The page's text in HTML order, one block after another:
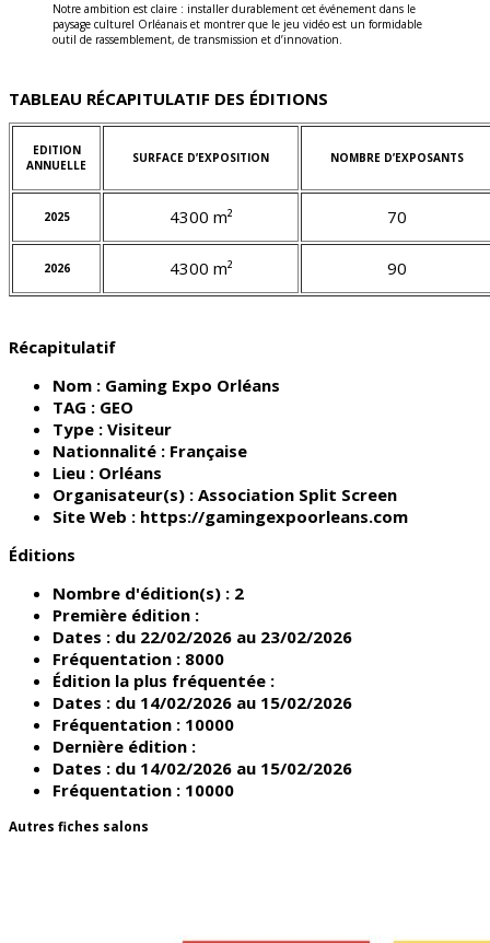
Notre ambition est claire : installer durablement cet événement dans le
paysage culturel Orléanais et montrer que le jeu vidéo est un formidable
outil de rassemblement, de transmission et d’innovation.
TABLEAU RÉCAPITULATIF DES ÉDITIONS
EDITION
ANNUELLE
SURFACE D’EXPOSITION NOMBRE D’EXPOSANTS
2025 4300 m² 70
2026 4300 m² 90
Récapitulatif
Nom : Gaming Expo Orléans
TAG : GEO
Type : Visiteur
Nationnalité : Française
Lieu : Orléans
Organisateur(s) : Association Split Screen
Site Web : https://gamingexpoorleans.com
Éditions
Nombre d'édition(s) : 2
Première édition :
Dates : du 22/02/2026 au 23/02/2026
Fréquentation : 8000
Édition la plus fréquentée :
Dates : du 14/02/2026 au 15/02/2026
Fréquentation : 10000
Dernière édition :
Dates : du 14/02/2026 au 15/02/2026
Fréquentation : 10000
Autres fiches salons